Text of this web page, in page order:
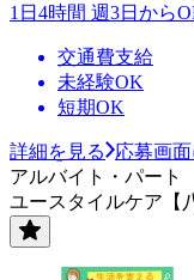
1日4時間 週3日から
交通費支給
未経験OK
短期OK
詳細を見る
応募画
アルバイト・パート
ユースタイルケア【